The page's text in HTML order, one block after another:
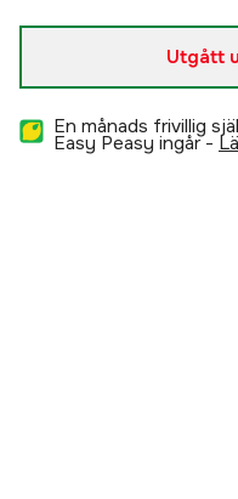
Utgått
En månads frivillig
Easy Peasy ingår -